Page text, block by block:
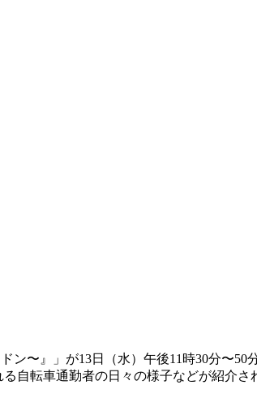
〜』」が13日（水）午後11時30分〜
自転車通勤者の日々の様子などが紹介